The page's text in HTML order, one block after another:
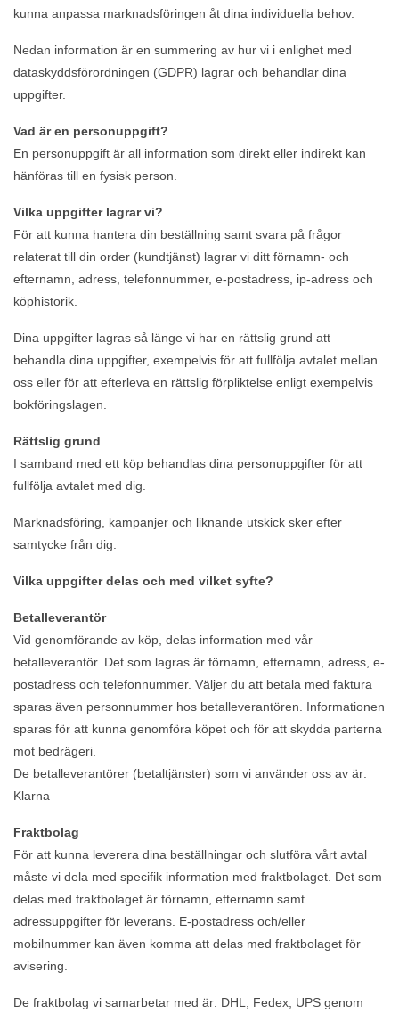
kunna anpassa marknadsföringen åt dina individuella behov.
Nedan information är en summering av hur vi i enlighet med
dataskyddsförordningen (GDPR) lagrar och behandlar dina
uppgifter.
Vad är en personuppgift?
En personuppgift är all information som direkt eller indirekt kan
hänföras till en fysisk person.
Vilka uppgifter lagrar vi?
För att kunna hantera din beställning samt svara på frågor
relaterat till din order (kundtjänst) lagrar vi ditt förnamn- och
efternamn, adress, telefonnummer, e-postadress, ip-adress och
köphistorik.
Dina uppgifter lagras så länge vi har en rättslig grund att
behandla dina uppgifter, exempelvis för att fullfölja avtalet mellan
oss eller för att efterleva en rättslig förpliktelse enligt exempelvis
bokföringslagen.
Rättslig grund
I samband med ett köp behandlas dina personuppgifter för att
fullfölja avtalet med dig.
Marknadsföring, kampanjer och liknande utskick sker efter
samtycke från dig.
Vilka uppgifter delas och med vilket syfte?
Betalleverantör
Vid genomförande av köp, delas information med vår
betalleverantör. Det som lagras är förnamn, efternamn, adress, e-
postadress och telefonnummer. Väljer du att betala med faktura
sparas även personnummer hos betalleverantören. Informationen
sparas för att kunna genomföra köpet och för att skydda parterna
mot bedrägeri.
De betalleverantörer (betaltjänster) som vi använder oss av är:
Klarna
Fraktbolag
För att kunna leverera dina beställningar och slutföra vårt avtal
måste vi dela med specifik information med fraktbolaget. Det som
delas med fraktbolaget är förnamn, efternamn samt
adressuppgifter för leverans. E-postadress och/eller
mobilnummer kan även komma att delas med fraktbolaget för
avisering.
De fraktbolag vi samarbetar med är: DHL, Fedex, UPS genom